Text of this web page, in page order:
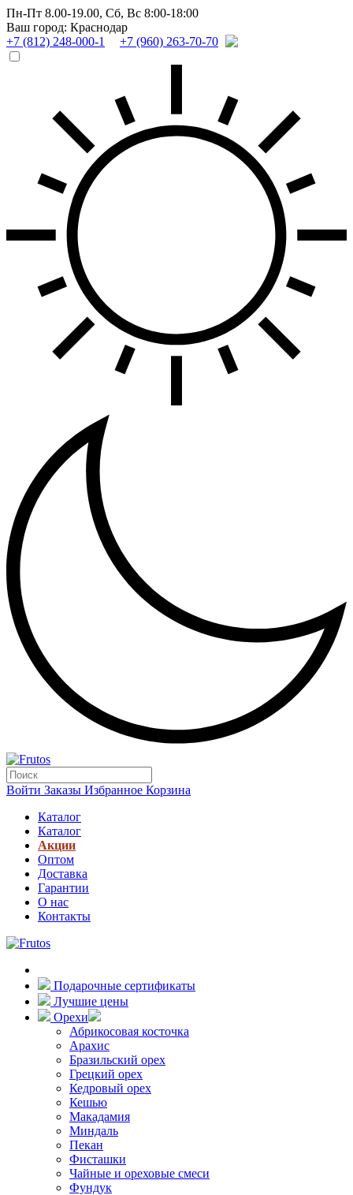
Пн-Пт 8.00-19.00, Сб, Вс 8:00-18:00
Ваш город: Краснодар
+7 (812) 248-000-1
+7 (960) 263-70-70
Войти Заказы Избранное Корзина
Каталог
Каталог
Акции
Оптом
Доставка
Гарантии
О нас
Контакты
Подарочные сертификаты
Лучшие цены
Орехи
Абрикосовая косточка
Арахис
Бразильский орех
Грецкий орех
Кедровый орех
Кешью
Макадамия
Миндаль
Пекан
Фисташки
Чайные и ореховые смеси
Фундук